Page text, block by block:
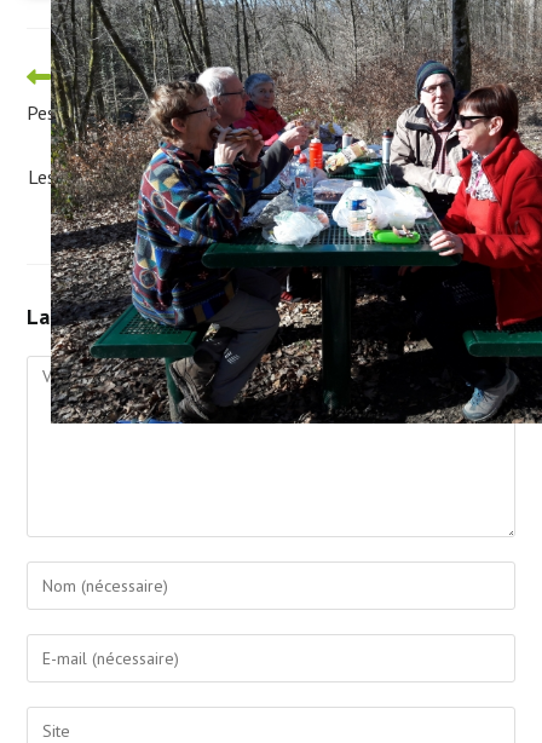
Article précédent
Pesmes et environs – Janvier 2019
Article suivant
Les pèlerins de Compostelle réunis en assemblée générale à
Bucey-les-Gy
Laisser un commentaire